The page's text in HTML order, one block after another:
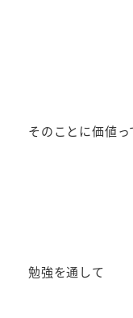
そのことに価値
勉強を通して